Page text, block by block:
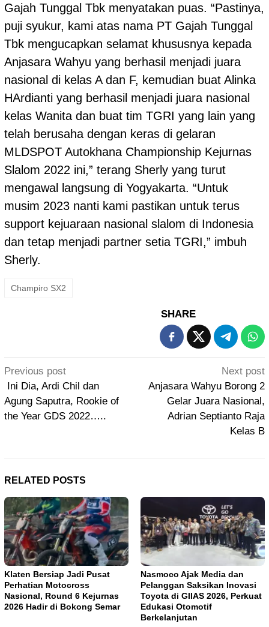
Gajah Tunggal Tbk menyatakan puas. “Pastinya,
puji syukur, kami atas nama PT Gajah Tunggal
Tbk mengucapkan selamat khususnya kepada
Anjasara Wahyu yang berhasil menjadi juara
nasional di kelas A dan F, kemudian buat Alinka
HArdianti yang berhasil menjadi juara nasional
kelas Wanita dan buat tim TGRI yang lain yang
telah berusaha dengan keras di gelaran
MLDSPOT Autokhana Championship Kejurnas
Slalom 2022 ini,” terang Sherly yang turut
mengawal langsung di Yogyakarta. “Untuk
musim 2023 nanti kami pastikan untuk terus
support kejuaraan nasional slalom di Indonesia
dan tetap menjadi partner setia TGRI,” imbuh
Sherly.
Champiro SX2
SHARE
Post
navigation
Previous post
Ini Dia, Ardi Chil dan
Agung Saputra, Rookie of
the Year GDS 2022…..
Next post
Anjasara Wahyu Borong 2
Gelar Juara Nasional,
Adrian Septianto Raja
Kelas B
RELATED POSTS
Klaten Bersiap Jadi Pusat
Perhatian Motocross
Nasional, Round 6 Kejurnas
2026 Hadir di Bokong Semar
Nasmoco Ajak Media dan
Pelanggan Saksikan Inovasi
Toyota di GIIAS 2026, Perkuat
Edukasi Otomotif
Berkelanjutan